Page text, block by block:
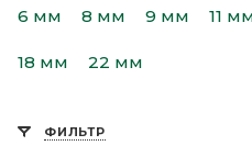
6 мм 8 мм 9 мм 11
18 мм 22 мм
ФИЛЬТР